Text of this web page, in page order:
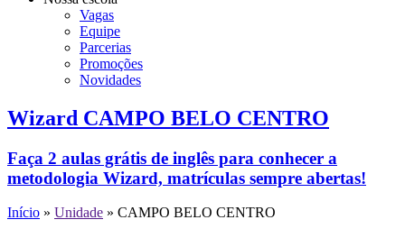
Vagas
Equipe
Parcerias
Promoções
Novidades
Wizard CAMPO BELO CENTRO
Faça 2 aulas grátis de inglês para conhecer a
metodologia Wizard, matrículas sempre abertas!
Início » Unidade » CAMPO BELO CENTRO